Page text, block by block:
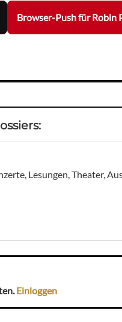
Browser-Push für Robin
Lesungen, Theater,
Einloggen